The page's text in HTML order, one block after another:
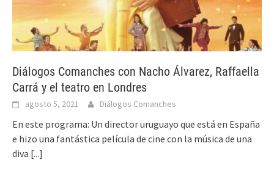
Diálogos Comanches con Nacho Álvarez, Raffaella
Carrá y el teatro en Londres
agosto 5, 2021 Diálogos Comanches
En este programa: Un director uruguayo que está en España
e hizo una fantástica película de cine con la música de una
diva [...]